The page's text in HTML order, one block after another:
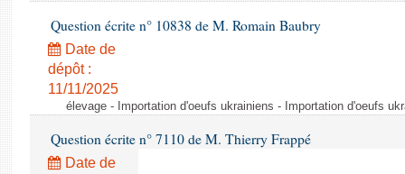
Question écrite n° 10838 de M. Romain Baubry
Date de
dépôt :
11/11/2025
élevage - Importation d'oeufs ukrainiens - Importation d'oeufs
Question écrite n° 7110 de M. Thierry Frappé
Date de